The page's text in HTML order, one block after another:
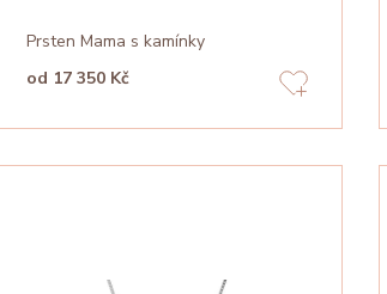
Prsten Mama s kamínky
od 17 350 Kč